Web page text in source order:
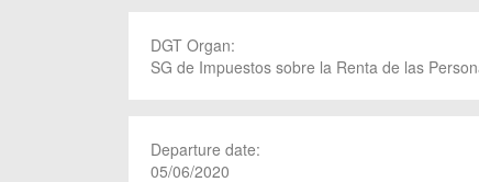
DGT Organ:
SG de Impuestos sobre la Renta de las
Departure date:
05/06/2020